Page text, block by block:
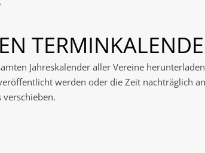
Jahreskalender aller Vereine
werden oder die Zeit nachträglich